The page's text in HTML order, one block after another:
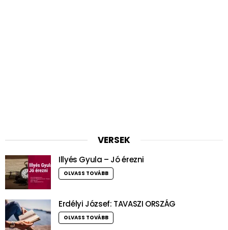
VERSEK
Illyés Gyula – Jó érezni
OLVASS TOVÁBB
Erdélyi József: TAVASZI ORSZÁG
OLVASS TOVÁBB